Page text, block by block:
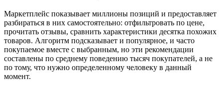
Маркетплейс показывает миллионы позиций и предоставляет
разбираться в них самостоятельно: отфильтровать по цене,
прочитать отзывы, сравнить характеристики десятка похожих
товаров. Алгоритм подсказывает и популярное, и часто
покупаемое вместе с выбранным, но эти рекомендации
составлены по среднему поведению тысяч покупателей, а не
по тому, что нужно определенному человеку в данный
момент.